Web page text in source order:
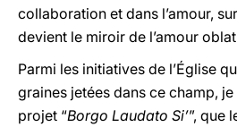
collaboration et dans l’amour,
devient le miroir de l’amour
Parmi les initiatives de l’Église
graines jetées dans ce champ,
projet “Borgo Laudato Si’”, que